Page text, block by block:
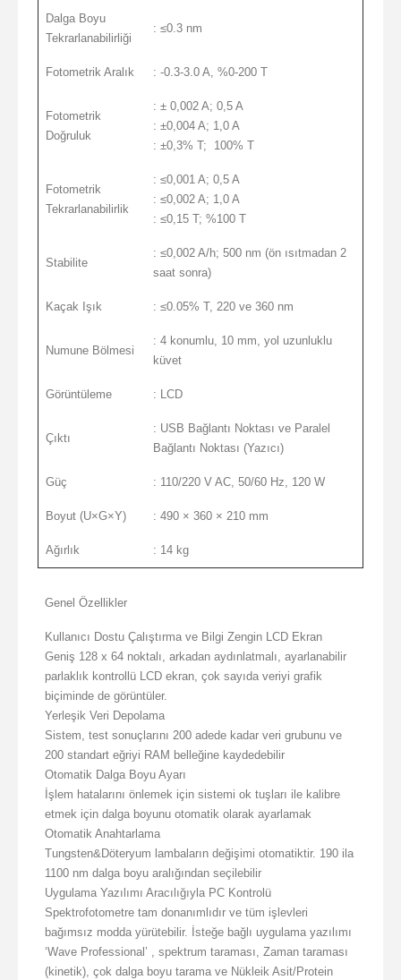
Dalga Boyu
Tekrarlanabilirliği
: ≤0.3 nm
Fotometrik Aralık : -0.3-3.0 A, %0-200 T
Fotometrik
Doğruluk
: ± 0,002 A; 0,5 A
: ±0,004 A; 1,0 A
: ±0,3% T; 100% T
Fotometrik
Tekrarlanabilirlik
: ≤0,001 A; 0,5 A
: ≤0,002 A; 1,0 A
: ≤0,15 T; %100 T
Stabilite
: ≤0,002 A/h; 500 nm (ön ısıtmadan 2
saat sonra)
Kaçak Işık : ≤0.05% T, 220 ve 360 nm
Numune Bölmesi
: 4 konumlu, 10 mm, yol uzunluklu
küvet
Görüntüleme : LCD
Çıktı
: USB Bağlantı Noktası ve Paralel
Bağlantı Noktası (Yazıcı)
Güç : 110/220 V AC, 50/60 Hz, 120 W
Boyut (U×G×Y) : 490 × 360 × 210 mm
Ağırlık : 14 kg
Genel Özellikler
Kullanıcı Dostu Çalıştırma ve Bilgi Zengin LCD Ekran
Geniş 128 x 64 noktalı, arkadan aydınlatmalı, ayarlanabilir
parlaklık kontrollü LCD ekran, çok sayıda veriyi grafik
biçiminde de görüntüler.
Yerleşik Veri Depolama
Sistem, test sonuçlarını 200 adede kadar veri grubunu ve
200 standart eğriyi RAM belleğine kaydedebilir
Otomatik Dalga Boyu Ayarı
İşlem hatalarını önlemek için sistemi ok tuşları ile kalibre
etmek için dalga boyunu otomatik olarak ayarlamak
Otomatik Anahtarlama
Tungsten&Döteryum lambaların değişimi otomatiktir. 190 ila
1100 nm dalga boyu aralığından seçilebilir
Uygulama Yazılımı Aracılığıyla PC Kontrolü
Spektrofotometre tam donanımlıdır ve tüm işlevleri
bağımsız modda yürütebilir. İsteğe bağlı uygulama yazılımı
‘Wave Professional’ , spektrum taraması, Zaman taraması
(kinetik), çok dalga boyu tarama ve Nükleik Asit/Protein